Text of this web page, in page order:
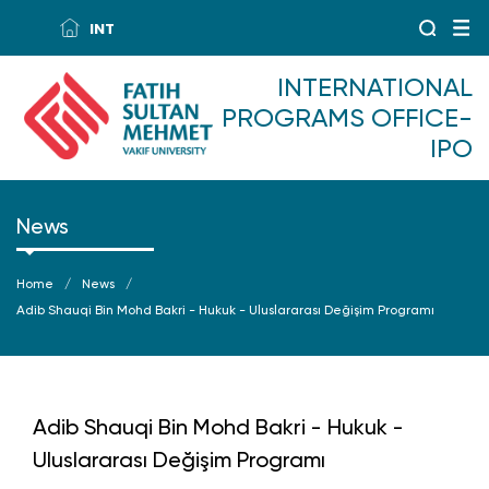
INT
INTERNATIONAL
PROGRAMS OFFICE-
IPO
News
Home
News
Adib Shauqi Bin Mohd Bakri - Hukuk - Uluslararası Değişim Programı
Adib Shauqi Bin Mohd Bakri - Hukuk -
Uluslararası Değişim Programı